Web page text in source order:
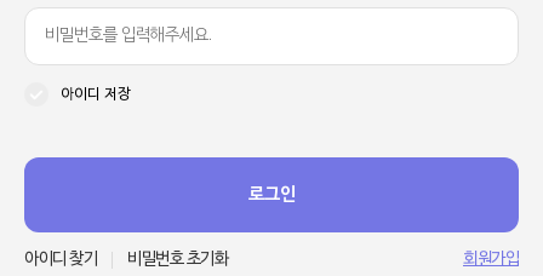
아이디 저장
로그인
아이디 찾기 비밀번호 초기화 회원가입